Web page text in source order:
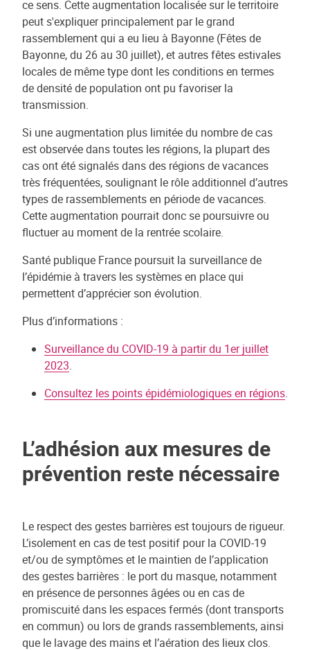
ce sens. Cette augmentation localisée sur le territoire
peut s'expliquer principalement par le grand
rassemblement qui a eu lieu à Bayonne (Fêtes de
Bayonne, du 26 au 30 juillet), et autres fêtes estivales
locales de même type dont les conditions en termes
de densité de population ont pu favoriser la
transmission.
Si une augmentation plus limitée du nombre de cas
est observée dans toutes les régions, la plupart des
cas ont été signalés dans des régions de vacances
très fréquentées, soulignant le rôle additionnel d’autres
types de rassemblements en période de vacances.
Cette augmentation pourrait donc se poursuivre ou
fluctuer au moment de la rentrée scolaire.
Santé publique France poursuit la surveillance de
l’épidémie à travers les systèmes en place qui
permettent d’apprécier son évolution.
Plus d’informations :
Surveillance du COVID-19 à partir du 1er juillet
2023.
Consultez les points épidémiologiques en régions.
L’adhésion aux mesures de
prévention reste nécessaire
Le respect des gestes barrières est toujours de rigueur.
L’isolement en cas de test positif pour la COVID-19
et/ou de symptômes et le maintien de l’application
des gestes barrières : le port du masque, notamment
en présence de personnes âgées ou en cas de
promiscuité dans les espaces fermés (dont transports
en commun) ou lors de grands rassemblements, ainsi
que le lavage des mains et l’aération des lieux clos.